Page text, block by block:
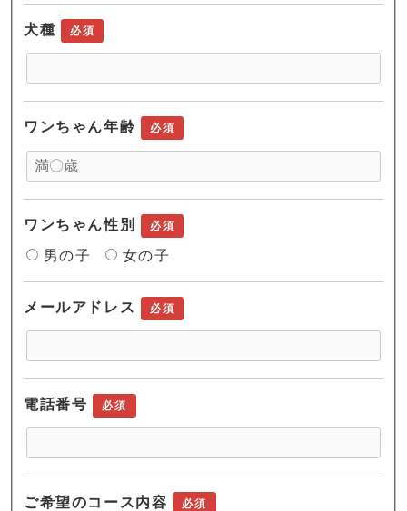
犬種 必須
ワンちゃん年齢 必須
ワンちゃん性別 必須
男の子 女の子
メールアドレス 必須
電話番号 必須
ご希望のコース内容 必須